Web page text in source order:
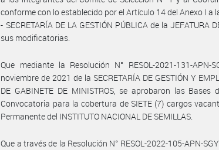
conforme con lo establecido por el Artículo 14 del Anexo I a
- SECRETARÍA DE LA GESTIÓN PÚBLICA de la JEFATURA
sus modificatorias.
Que mediante la Resolución N° RESOL-2021-131-
noviembre de 2021 de la SECRETARÍA DE GESTIÓN Y
DE GABINETE DE MINISTROS, se aprobaron las
Convocatoria para la cobertura de SIETE (7) cargos
Permanente del INSTITUTO NACIONAL DE SEMILLAS.
Que a través de la Resolución N° RESOL-2022-105-APN-